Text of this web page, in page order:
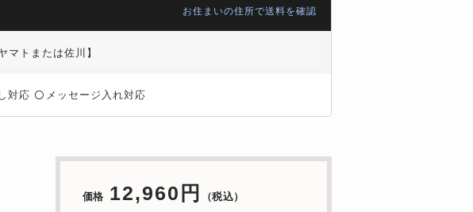
お住まいの住所で送料を確認
マトまたは佐川】
対応 〇 メッセージ入れ対応
価格 12,960円 （税込）